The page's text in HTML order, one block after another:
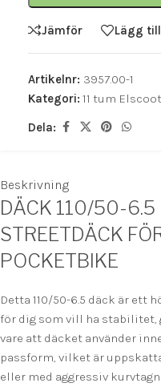
Jämför Lägg
Artikelnr: 3957.00-1
Kategori: 11 tum
Dela:
Beskrivning
DÄCK 110/50-6.5
STREETDÄCK
POCKETBIKE
Detta 110/50-6.5 däck är ett
för dig som vill ha stabilitet,
vare att däcket använder
passform, vilket är
eller med aggressiv